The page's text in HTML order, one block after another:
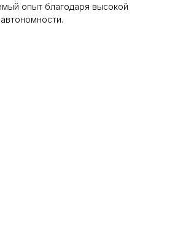
опыт благодаря высокой